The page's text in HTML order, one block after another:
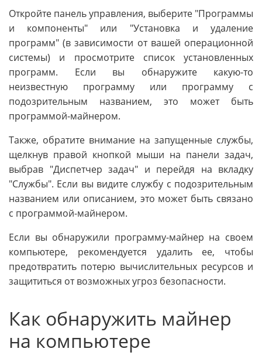
Откройте панель управления, выберите "Программы
и компоненты" или "Установка и удаление
программ" (в зависимости от вашей операционной
системы) и просмотрите список установленных
программ. Если вы обнаружите какую-то
неизвестную программу или программу с
подозрительным названием, это может быть
программой-майнером.
Также, обратите внимание на запущенные службы,
щелкнув правой кнопкой мыши на панели задач,
выбрав "Диспетчер задач" и перейдя на вкладку
"Службы". Если вы видите службу с подозрительным
названием или описанием, это может быть связано
с программой-майнером.
Если вы обнаружили программу-майнер на своем
компьютере, рекомендуется удалить ее, чтобы
предотвратить потерю вычислительных ресурсов и
защититься от возможных угроз безопасности.
Как обнаружить майнер
на компьютере